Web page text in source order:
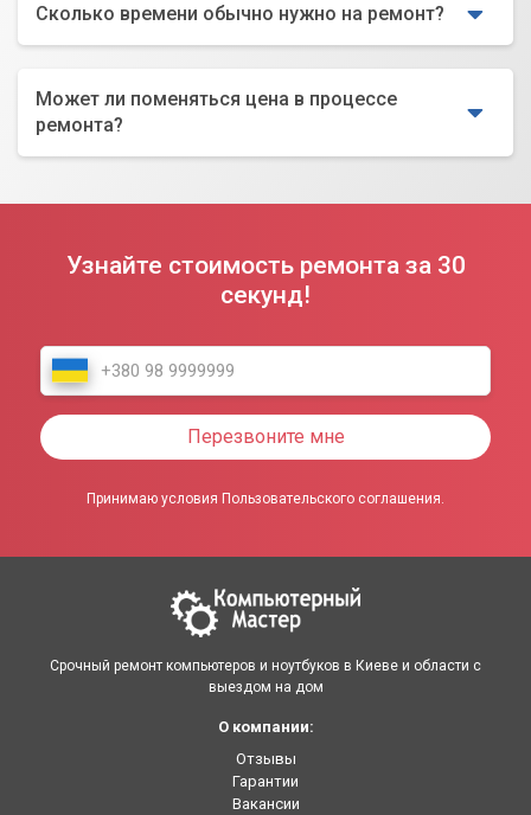
Сколько времени обычно нужно на ремонт?
Может ли поменяться цена в процессе
ремонта?
Узнайте стоимость ремонта за 30
секунд!
Перезвоните мне
Принимаю условия Пользовательского соглашения.
Срочный ремонт компьютеров и ноутбуков в Киеве и области с
выездом на дом
О компании:
Отзывы
Гарантии
Вакансии